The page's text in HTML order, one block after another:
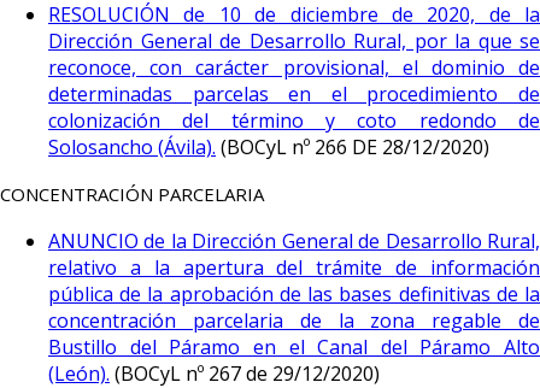
RESOLUCIÓN de 10 de diciembre de 2020, de la
Dirección General de Desarrollo Rural, por la que se
reconoce, con carácter provisional, el dominio de
determinadas parcelas en el procedimiento de
colonización del término y coto redondo de
Solosancho (Ávila). (BOCyL nº 266 DE 28/12/2020)
CONCENTRACIÓN PARCELARIA
ANUNCIO de la Dirección General de Desarrollo Rural,
relativo a la apertura del trámite de información
pública de la aprobación de las bases definitivas de la
concentración parcelaria de la zona regable de
Bustillo del Páramo en el Canal del Páramo Alto
(León). (BOCyL nº 267 de 29/12/2020)